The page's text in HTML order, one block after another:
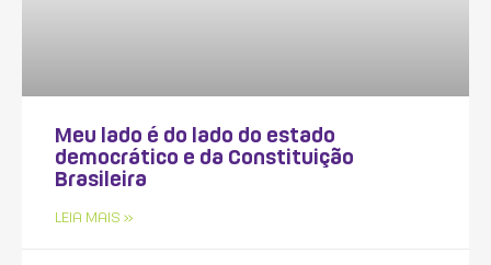
Meu lado é do lado do estado
democrático e da Constituição
Brasileira
LEIA MAIS »